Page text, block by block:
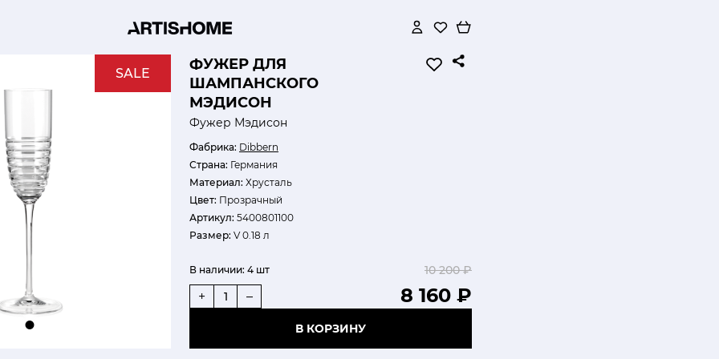
ФУЖЕР ДЛЯ
ШАМПАНСКОГО
МЭДИСОН
Фужер Мэдисон
Фабрика: Dibbern
Страна: Германия
Материал: Хрусталь
Цвет: Прозрачный
Артикул: 5400801100
Размер: V 0.18 л
В наличии: 4 шт 10 200 ₽
8 160 ₽
+ –
В КОРЗИНУ
SALE